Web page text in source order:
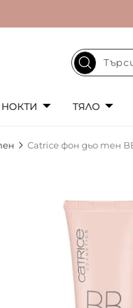
НОКТИ ТЯЛО
Catrice фон дьо тен